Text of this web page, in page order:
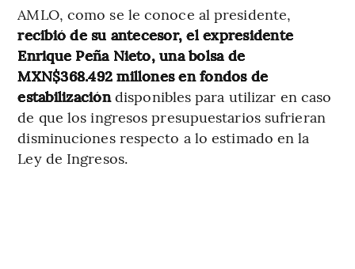
AMLO, como se le conoce al presidente,
recibió de su antecesor, el expresidente
Enrique Peña Nieto, una bolsa de
MXN$368.492 millones en fondos de
estabilizacióndisponibles para utilizar en caso
de que los ingresos presupuestarios sufrieran
disminuciones respecto a lo estimado en la
Ley de Ingresos.